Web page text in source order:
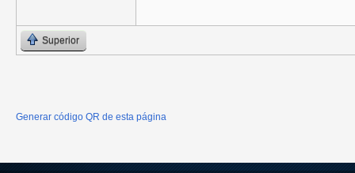
Superior
Generar código QR de esta página